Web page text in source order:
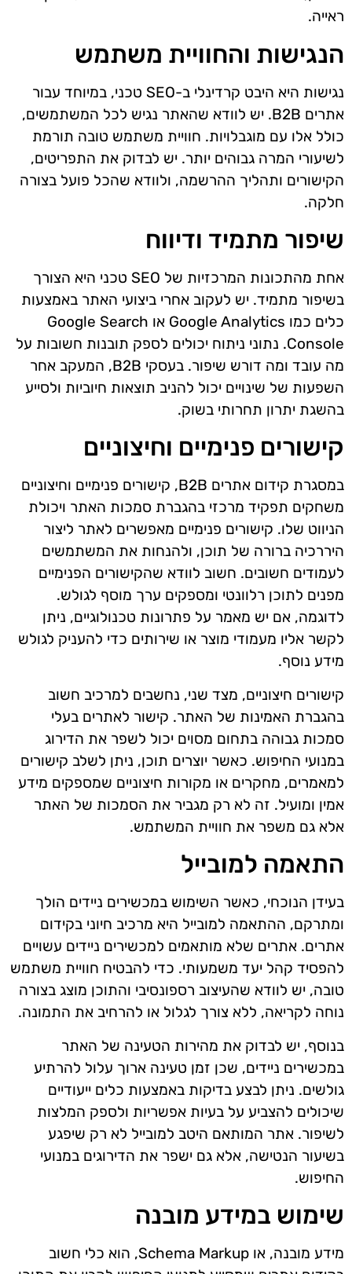
ראייה.
הנגישות והחוויית משתמש
נגישות היא היבט קרדינלי ב-SEO טכני, במיוחד עבור
אתרים B2B. יש לוודא שהאתר נגיש לכל המשתמשים,
כולל אלו עם מוגבלויות. חוויית משתמש טובה תורמת
לשיעורי המרה גבוהים יותר. יש לבדוק את התפריטים,
הקישורים ותהליך ההרשמה, ולוודא שהכל פועל בצורה
חלקה.
שיפור מתמיד ודיווח
אחת מהתכונות המרכזיות של SEO טכני היא הצורך
בשיפור מתמיד. יש לעקוב אחרי ביצועי האתר באמצעות
כלים כמו Google Analytics או Google Search
Console. נתוני ניתוח יכולים לספק תובנות חשובות על
מה עובד ומה דורש שיפור. בעסקי B2B, המעקב אחר
השפעות של שינויים יכול להניב תוצאות חיוביות ולסייע
בהשגת יתרון תחרותי בשוק.
קישורים פנימיים וחיצוניים
במסגרת קידום אתרים B2B, קישורים פנימיים וחיצוניים
משחקים תפקיד מרכזי בהגברת סמכות האתר ויכולת
הניווט שלו. קישורים פנימיים מאפשרים לאתר ליצור
היררכיה ברורה של תוכן, ולהנחות את המשתמשים
לעמודים חשובים. חשוב לוודא שהקישורים הפנימיים
מפנים לתוכן רלוונטי ומספקים ערך מוסף לגולש.
לדוגמה, אם יש מאמר על פתרונות טכנולוגיים, ניתן
לקשר אליו מעמודי מוצר או שירותים כדי להעניק לגולש
מידע נוסף.
קישורים חיצוניים, מצד שני, נחשבים למרכיב חשוב
בהגברת האמינות של האתר. קישור לאתרים בעלי
סמכות גבוהה בתחום מסוים יכול לשפר את הדירוג
במנועי החיפוש. כאשר יוצרים תוכן, ניתן לשלב קישורים
למאמרים, מחקרים או מקורות חיצוניים שמספקים מידע
אמין ומועיל. זה לא רק מגביר את הסמכות של האתר
אלא גם משפר את חוויית המשתמש.
התאמה למובייל
בעידן הנוכחי, כאשר השימוש במכשירים ניידים הולך
ומתרקם, ההתאמה למובייל היא מרכיב חיוני בקידום
אתרים. אתרים שלא מותאמים למכשירים ניידים עשויים
להפסיד קהל יעד משמעותי. כדי להבטיח חוויית משתמש
טובה, יש לוודא שהעיצוב רספונסיבי והתוכן מוצג בצורה
נוחה לקריאה, ללא צורך לגלול או להרחיב את התמונה.
בנוסף, יש לבדוק את מהירות הטעינה של האתר
במכשירים ניידים, שכן זמן טעינה ארוך עלול להרתיע
גולשים. ניתן לבצע בדיקות באמצעות כלים ייעודיים
שיכולים להצביע על בעיות אפשריות ולספק המלצות
לשיפור. אתר המותאם היטב למובייל לא רק שיפגע
בשיעור הנטישה, אלא גם ישפר את הדירוגים במנועי
החיפוש.
שימוש במידע מובנה
מידע מובנה, או Schema Markup, הוא כלי חשוב